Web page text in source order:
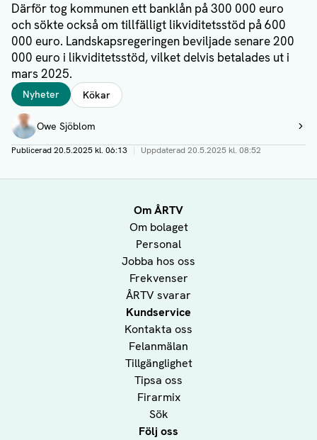
Därför tog kommunen ett banklån på 300 000 euro
och sökte också om tillfälligt likviditetsstöd på 600
000 euro. Landskapsregeringen beviljade senare 200
000 euro i likviditetsstöd, vilket delvis betalades ut i
mars 2025.
Taggar
Nyheter Kökar
Författare
Owe Sjöblom
Visa profil
Publicerad20.5.2025 kl. 06:13 | Uppdaterad20.5.2025 kl. 08:52
Om ÅRTV
Om bolaget
Personal
Jobba hos oss
Frekvenser
ÅRTV svarar
Kundservice
Kontakta oss
Felanmälan
Tillgänglighet
Tipsa oss
Firarmix
Sök
Följ oss